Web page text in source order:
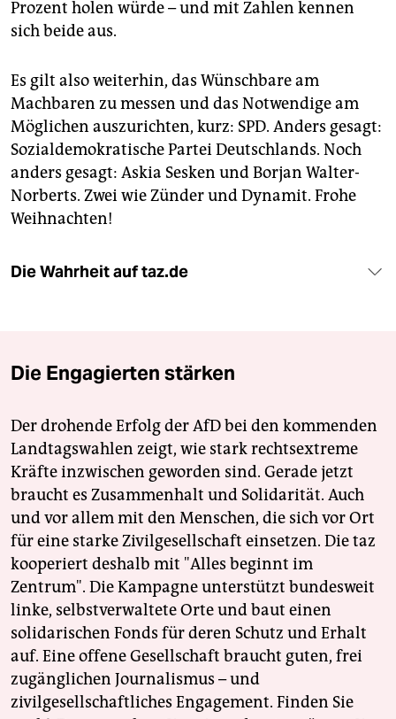
Prozent holen würde ­– und mit Zahlen kennen
sich beide aus.
Es gilt also weiterhin, das Wünschbare am
Machbaren zu messen und das Notwendige am
Möglichen auszurichten, kurz: SPD. Anders gesagt:
Sozialdemokratische Partei Deutschlands. Noch
anders gesagt: Askia Sesken und Borjan Walter-
Norberts. Zwei wie Zünder und Dynamit. Frohe
Weihnachten!
Die Wahrheit auf taz.de
Die Engagierten stärken
Der drohende Erfolg der AfD bei den kommenden
Landtagswahlen zeigt, wie stark rechtsextreme
Kräfte inzwischen geworden sind. Gerade jetzt
braucht es Zusammenhalt und Solidarität. Auch
und vor allem mit den Menschen, die sich vor Ort
für eine starke Zivilgesellschaft einsetzen. Die taz
kooperiert deshalb mit "Alles beginnt im
Zentrum". Die Kampagne unterstützt bundesweit
linke, selbstverwaltete Orte und baut einen
solidarischen Fonds für deren Schutz und Erhalt
auf. Eine offene Gesellschaft braucht guten, frei
zugänglichen Journalismus – und
zivilgesellschaftliches Engagement. Finden Sie